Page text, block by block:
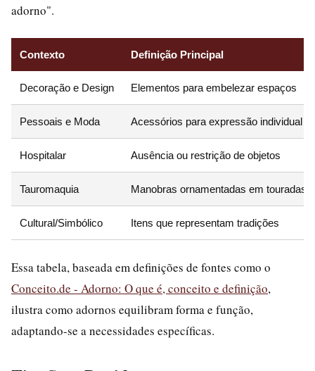
adorno".
Contexto Definição Principal
Decoração e Design Elementos para embelezar espaços
Pessoais e Moda Acessórios para expressão individual
Hospitalar Ausência ou restrição de objetos
Tauromaquia Manobras ornamentadas em touradas
Cultural/Simbólico Itens que representam tradições
Essa tabela, baseada em definições de fontes como o
Conceito.de - Adorno: O que é, conceito e definição,
ilustra como adornos equilibram forma e função,
adaptando-se a necessidades específicas.